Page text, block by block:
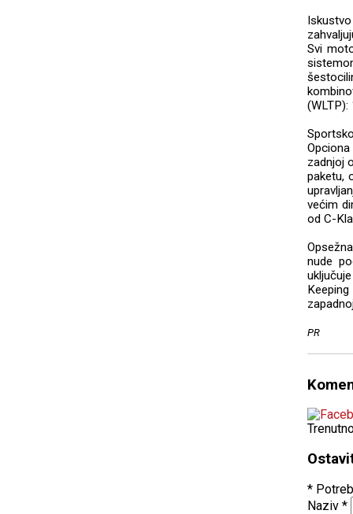
Svi
zadnjoj
paketu,
većim
od C-
nude
PR
*
Naziv *